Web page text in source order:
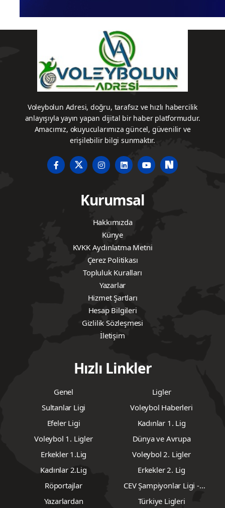
Voleybolun Adresi, doğru, tarafsız ve hızlı habercilik
anlayışıyla yayın yapan dijital bir haber platformudur.
Amacımız, okuyucularımıza güncel, güvenilir ve
erişilebilir bilgi sunmaktır.
Kurumsal
Hakkımızda
Künye
KVKK Aydınlatma Metni
Çerez Politikası
Topluluk Kuralları
Yazarlar
Hizmet Şartları
Hesap Bilgileri
Gizlilik Sözleşmesi
İletişim
Hızlı Linkler
Genel
Ligler
Sultanlar Ligi
Voleybol Haberleri
Efeler Ligi
Kadınlar 1. Lig
Voleybol 1. Ligler
Dünya ve Avrupa
Erkekler 1.Lig
Voleybol 2. Ligler
Kadınlar 2.Lig
Erkekler 2. Lig
Röportajlar
CEV Şampiyonlar Ligi -
Erkekler
Yazarlardan
Türkiye Ligleri